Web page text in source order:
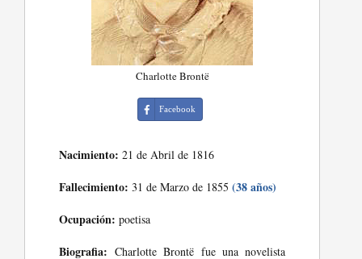
Charlotte Brontë
Facebook
Nacimiento: 21 de Abril de 1816
Fallecimiento: 31 de Marzo de 1855(38 años)
Ocupación: poetisa
Biografia: Charlotte Brontë fue una novelista